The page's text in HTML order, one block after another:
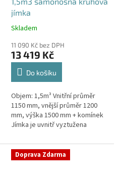
jímka
Průměrné
produktu
je
4,2
hvězdiček.
Skladem
11 090 Kč bez DPH
13 419 Kč
Do košíku
Objem: 1,5m³ Vnitřní průměr
1150 mm, vnější průměr 1200
mm, výška 1500 mm + komínek
Jímka je uvnitř vyztužena
garanci její
samonosnosti.Kvalitní, pevná...
Doprava Zdarma